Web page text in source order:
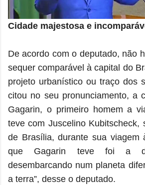
Cidade majestosa e
De acordo com o deputado, não
sequer comparável à capital do
projeto urbanístico ou traço dos
citou no seu pronunciamento, a
Gagarin, o primeiro homem a
teve com Juscelino Kubitscheck,
de Brasília, durante sua viagem
que Gagarin teve foi a
desembarcando num planeta
a terra”, desse o deputado.